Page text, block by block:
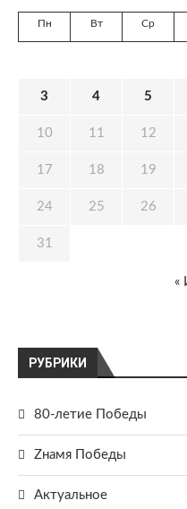
РУБРИКИ
80-летие Победы
Zнамя Победы
Актуальное
Пн Вт Ср
3 4 5
10 11 12
17 18 19
24 25 26
31
«